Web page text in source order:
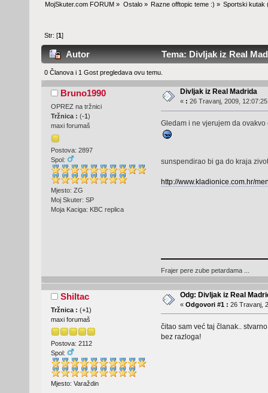
MojSkuter.com FORUM » Ostalo» Razne offtopic teme :) » Sportski kutak
Str: [1]
Autor Tema: Divljak iz Real
0 Članova i 1 Gost pregledava ovu temu.
Bruno1990
OPREZ na tržnici
Tržnica : (-1 )
maxi forumaš
Postova: 2897
Spol:
Mjesto: ZG
Moj Skuter: SP
Moja Kaciga: KBC replica
Divljak iz Real Madrida
« : 26 Travanj, 2009,
Gledam i ne vjerujem da ovakvo
sunspendirao bi ga do kraja
http://www.kladionice.com.hr/
Frajer pere zube petardama ...
Shiltac
Tržnica : (+1)
maxi forumaš
Postova: 2112
Spol:
Mjesto: Varaždin
Odg: Divljak iz Real
« Odgovori #1 : 26 Travanj,
čitao sam već taj članak..
bez razloga!